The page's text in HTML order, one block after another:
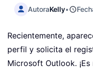
AutoraKelly•
Recientemente,
perfil y solicita el
Microsoft Outlook.